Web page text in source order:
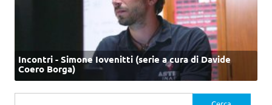
Incontri - Simone Iovenitti (serie a cura di Davide
Coero Borga)